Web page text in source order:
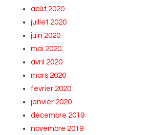
août 2020
juillet 2020
juin 2020
mai 2020
avril 2020
mars 2020
février 2020
janvier 2020
décembre 2019
novembre 2019